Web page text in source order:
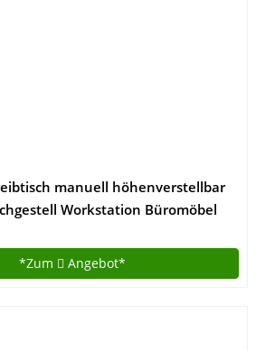
manuell höhenverstellbar
Workstation Büromöbel
*Zum Angebot*